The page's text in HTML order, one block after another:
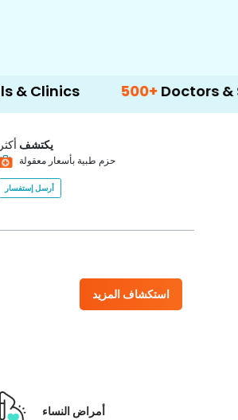
500+Doctors & Surgeons
يكتشف أكثر
حزم طبية بأسعار معقولة
أرسل إستفسار
استكشاف المزيد
أمراض النساء